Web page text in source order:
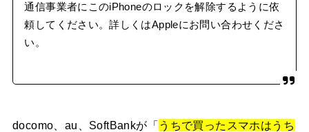
通信事業者にこのiPhoneのロックを解除するように依
頼してください。詳しくはAppleにお問い合わせくださ
い。
docomo、au、SoftBankが「 うちで買ったスマホはうち